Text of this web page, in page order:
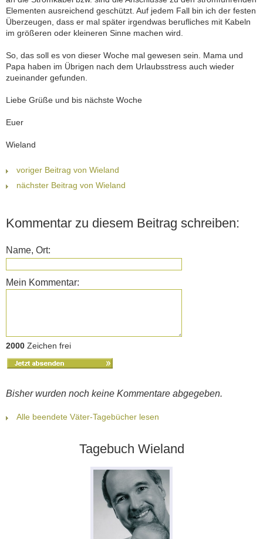
Elementen ausreichend geschützt. Auf jedem Fall bin ich der festen
Überzeugen, dass er mal später irgendwas berufliches mit Kabeln
im größeren oder kleineren Sinne machen wird.
So, das soll es von dieser Woche mal gewesen sein. Mama und
Papa haben im Übrigen nach dem Urlaubsstress auch wieder
zueinander gefunden.
Liebe Grüße und bis nächste Woche
Euer
Wieland
voriger Beitrag von Wieland
nächster Beitrag von Wieland
Kommentar zu diesem Beitrag schreiben:
Name, Ort:
Mein Kommentar:
2000 Zeichen frei
Bisher wurden noch keine Kommentare abgegeben.
Alle beendete Väter-Tagebücher lesen
Tagebuch Wieland